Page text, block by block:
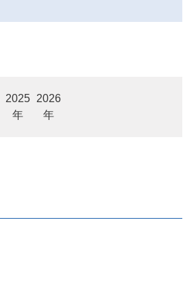
2025
年
2026
年